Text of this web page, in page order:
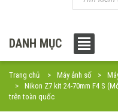
DANH MỤC
Trang chủ Máy ảnh số
Nikon Z7 kit 24-70mm F4 S
trên toàn quốc